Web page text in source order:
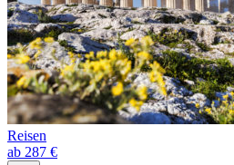
Reisen
ab 287 €